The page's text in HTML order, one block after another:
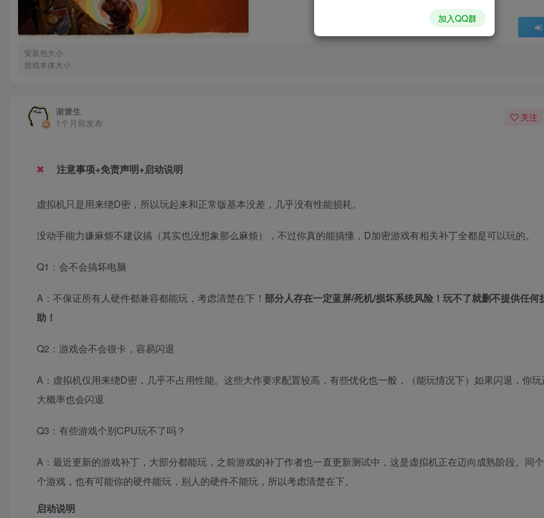
安装包大小
游戏本体大小
谢箫生
1个月前发布
关注
注意事项+免责声明+启动说明
虚拟机只是用来绕D密，所以玩起来和正常版基本没差，几乎没有性能损耗。
没动手能力嫌麻烦不建议搞（其实也没想象那么麻烦），不过你真的能搞懂，D加密游戏有相关补丁全都是可以玩的。
Q1：会不会搞坏电脑
A：不保证所有人硬件都兼容都能玩，考虑清楚在下！ 部分人存在一定蓝屏/死机/损坏系统风险！玩不了就删不提供任何
助！
Q2：游戏会不会很卡，容易闪退
A：虚拟机仅用来绕D密，几乎不占用性能。这些大作要求配置较高，有些优化也一般，（能玩情况下）如果闪退，你玩
大概率也会闪退
Q3：有些游戏个别CPU玩不了吗？
A：最近更新的游戏补丁，大部分都能玩，之前游戏的补丁作者也一直更新测试中，这是虚拟机正在迈向成熟阶段。同
个游戏，也有可能你的硬件能玩，别人的硬件不能玩，所以考虑清楚在下。
启动说明
加入QQ群